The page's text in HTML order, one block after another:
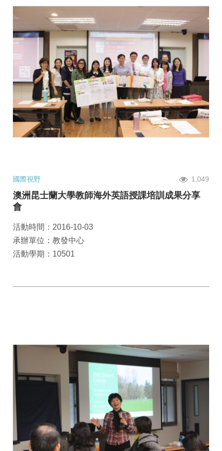
國際視野 1,049
澳洲昆士蘭大學教師海外英語授課培訓成果分享
會
活動時間：2016-10-03
承辦單位：教發中心
活動學期：10501